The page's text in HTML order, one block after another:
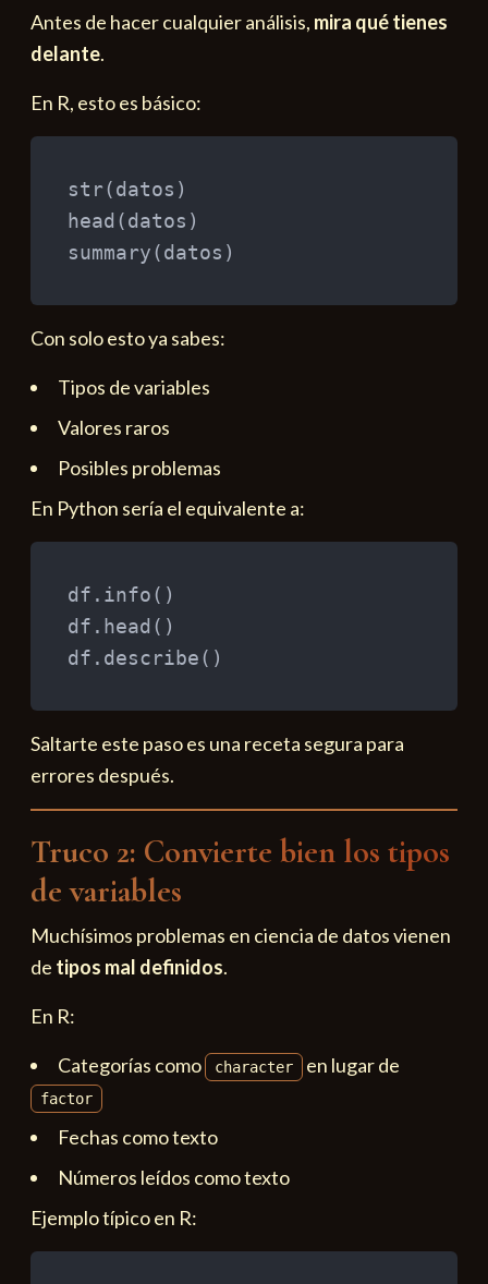
Antes de hacer cualquier análisis, mira qué tienes
delante.
En R, esto es básico:
str(datos )
head (datos )
summary(datos )
Con solo esto ya sabes:
Tipos de variables
Valores raros
Posibles problemas
En Python sería el equivalente a:
df.info( )
df.head ( )
df.describe( )
Saltarte este paso es una receta segura para
errores después.
Truco 2: Convierte bien los tipos
de variables
Muchísimos problemas en ciencia de datos vienen
de tipos mal definidos.
En R:
Categorías como character en lugar de
factor
Fechas como texto
Números leídos como texto
Ejemplo típico en R: